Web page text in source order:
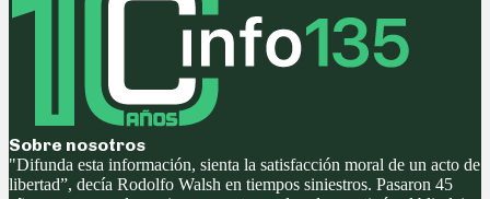
Sobre nosotros
"Difunda esta información, sienta la satisfacción moral de un acto de
libertad”, decía Rodolfo Walsh en tiempos siniestros. Pasaron 45